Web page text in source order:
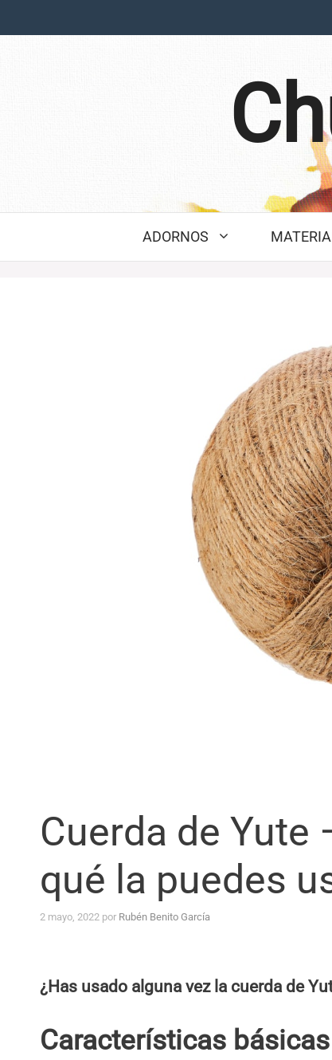
al
ADORNOS
Cuerda de Yute
qué la puedes
2 mayo, 2022 por Rubén Benito García
¿Has usado alguna vez la cuerda de
Características